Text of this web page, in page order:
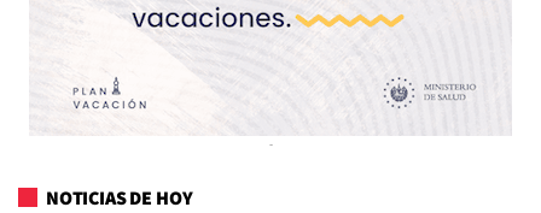
NOTICIAS DE HOY